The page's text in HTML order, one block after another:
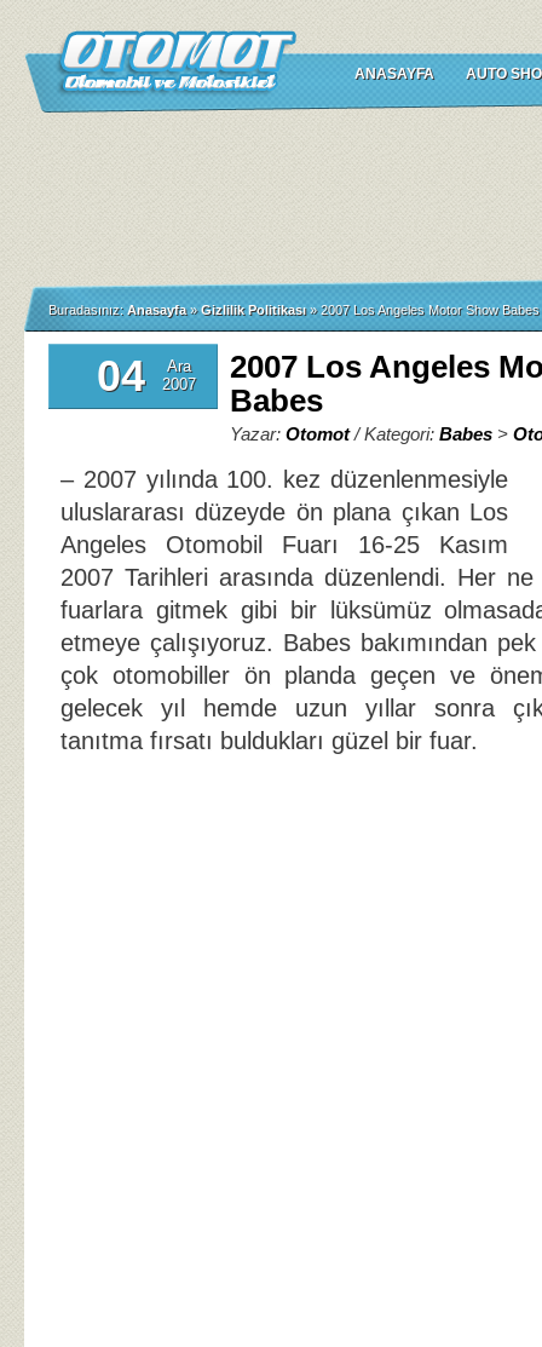
ANASAYFA AUTO
Buradasınız: Anasayfa » Gizlilik Politikası » 2007 Los Angeles Motor Show Babes
04
Ara
2007
2007 Los Angeles
Babes
Yazar: Otomot/ Kategori: Babes >
– 2007 yılında 100. kez düzenlenmesiyle
uluslararası düzeyde ön plana çıkan Los
Angeles Otomobil Fuarı 16-25 Kasım
2007 Tarihleri arasında düzenlendi. Her
fuarlara gitmek gibi bir lüksümüz
etmeye çalışıyoruz. Babes bakımından
çok otomobiller ön planda geçen ve
gelecek yıl hemde uzun yıllar sonra
tanıtma fırsatı buldukları güzel bir fuar.